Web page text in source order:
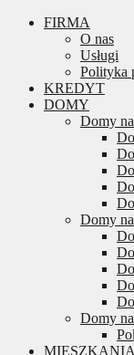
FIRMA
O nas
Usługi
Polityka
KREDYT
DOMY
Domy
Domy
Domy
MIESZKANIA